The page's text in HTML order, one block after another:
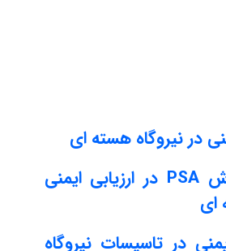
در نیروگاه هسته ای
کاربرد روش PSA در ارزیابی ایمنی
ای
در تاسیسات نیروگاه